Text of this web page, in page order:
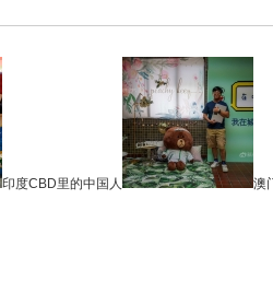
印度CBD里的中国人
澳